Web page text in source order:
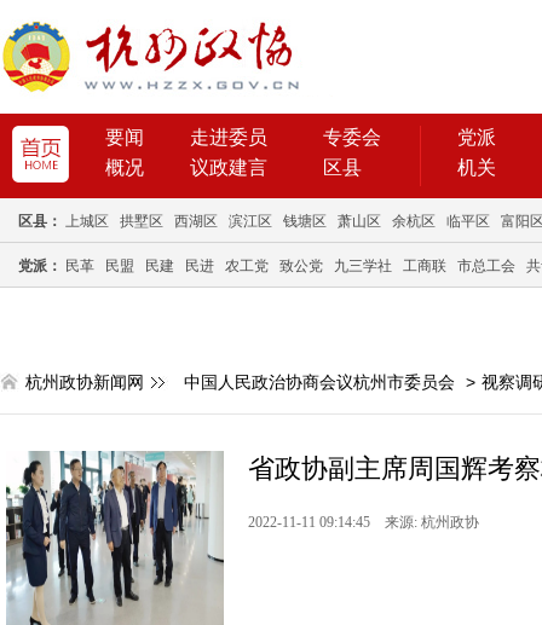
要闻 走进委员
专委会
概况
议政建言 区县
党派
机关
区县： 上城区 拱墅区 西湖区 滨江区 钱塘区 萧山区 余杭区 临平区 富阳
党派： 民革 民盟 民建 民进 农工党 致公党 九三学社 工商联 市总工会
杭州政协新闻网 中国人民政治协商会议杭州市委员会 > 视察调
省政协副主席周国辉考
2022-11-11 09:14:45 来源: 杭州政协